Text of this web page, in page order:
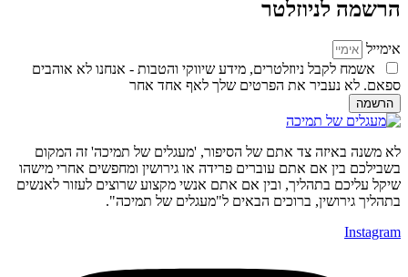
הרשמה לניוזלטר
אימייל
אשמח לקבל ניוזלטרים, מידע שיווקי והטבות - אנחנו לא אוהבים
ספאם. לא נעביר את הפרטים שלך לאף אחד אחר
הרשמה
לא משנה באיזה צד אתם של הסיפור, 'מעגלים של תמיכה' זה המקום
בשבילכם בין אם אתם עוברים פרידה או גירושין ומחפשים אחרי מישהו
שיקל עליכם בתהליך, ובין אם אתם אנשי מקצוע שרוצים לעזור לאנשים
בתהליך גירושין, ברוכים הבאים ל"מעגלים של תמיכה".
Instagram